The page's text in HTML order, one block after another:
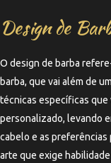
Design de
O design de barba
barba, que vai além de
técnicas específicas que
personalizado, levando
cabelo e as preferências
arte que exige